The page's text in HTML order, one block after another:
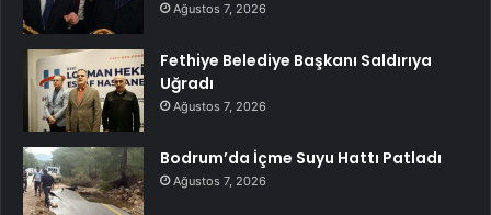
Ağustos 7, 2026
Fethiye Belediye Başkanı Saldırıya
Uğradı
Ağustos 7, 2026
Bodrum’da İçme Suyu Hattı Patladı
Ağustos 7, 2026